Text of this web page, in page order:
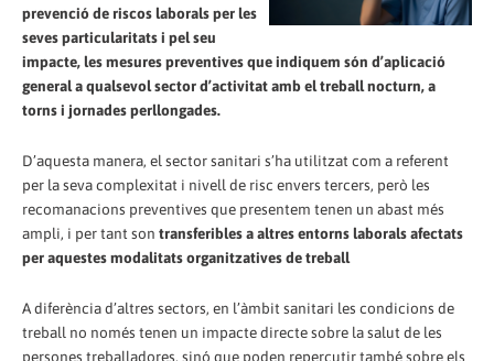
prevenció de riscos laborals per les
seves particularitats i pel seu
impacte, les mesures preventives que indiquem són d’aplicació
general a qualsevol sector d’activitat amb el treball nocturn, a
torns i jornades perllongades.
D’aquesta manera, el sector sanitari s’ha utilitzat com a referent
per la seva complexitat i nivell de risc envers tercers, però les
recomanacions preventives que presentem tenen un abast més
ampli, i per tant son transferibles a altres entorns laborals afectats
per aquestes modalitats organitzatives de treball
A diferència d’altres sectors, en l’àmbit sanitari les condicions de
treball no només tenen un impacte directe sobre la salut de les
persones treballadores, sinó que poden repercutir també sobre els